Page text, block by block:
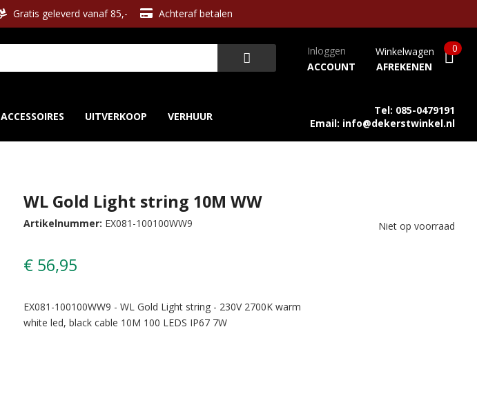
Gratis geleverd vanaf 85,- Achteraf betalen
Inloggen
ACCOUNT
Winkelwagen
AFREKENEN
0
ACCESSOIRES UITVERKOOP VERHUUR
Tel: 085-0479191
Email: info@dekerstwinkel.nl
WL Gold Light string 10M WW
Niet op voorraad
Artikelnummer: EX081-100100WW9
€ 56,95
EX081-100100WW9 - WL Gold Light string - 230V 2700K warm
white led, black cable 10M 100 LEDS IP67 7W